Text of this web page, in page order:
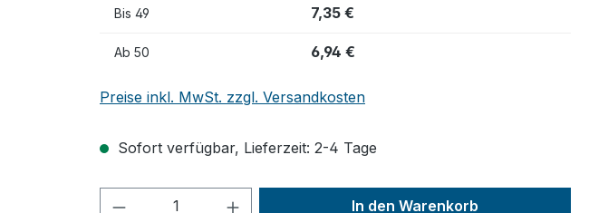
Bis 49 7,35 €
Ab 50 6,94 €
Preise inkl. MwSt. zzgl. Versandkosten
Sofort verfügbar, Lieferzeit: 2-4 Tage
Produkt Anzahl: Gib den gewünschten Wert
In den Warenkorb